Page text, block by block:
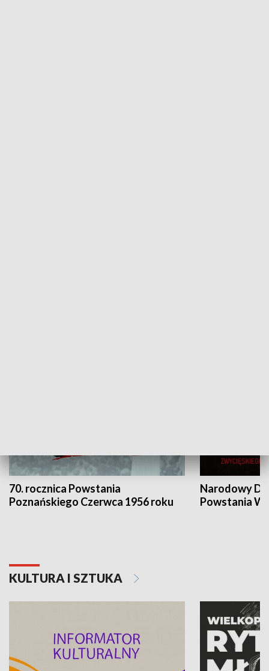
70. rocznica Powstania
Poznańskiego Czerwca 1956 roku
Narodowy
Powstania
KULTURA I SZTUKA